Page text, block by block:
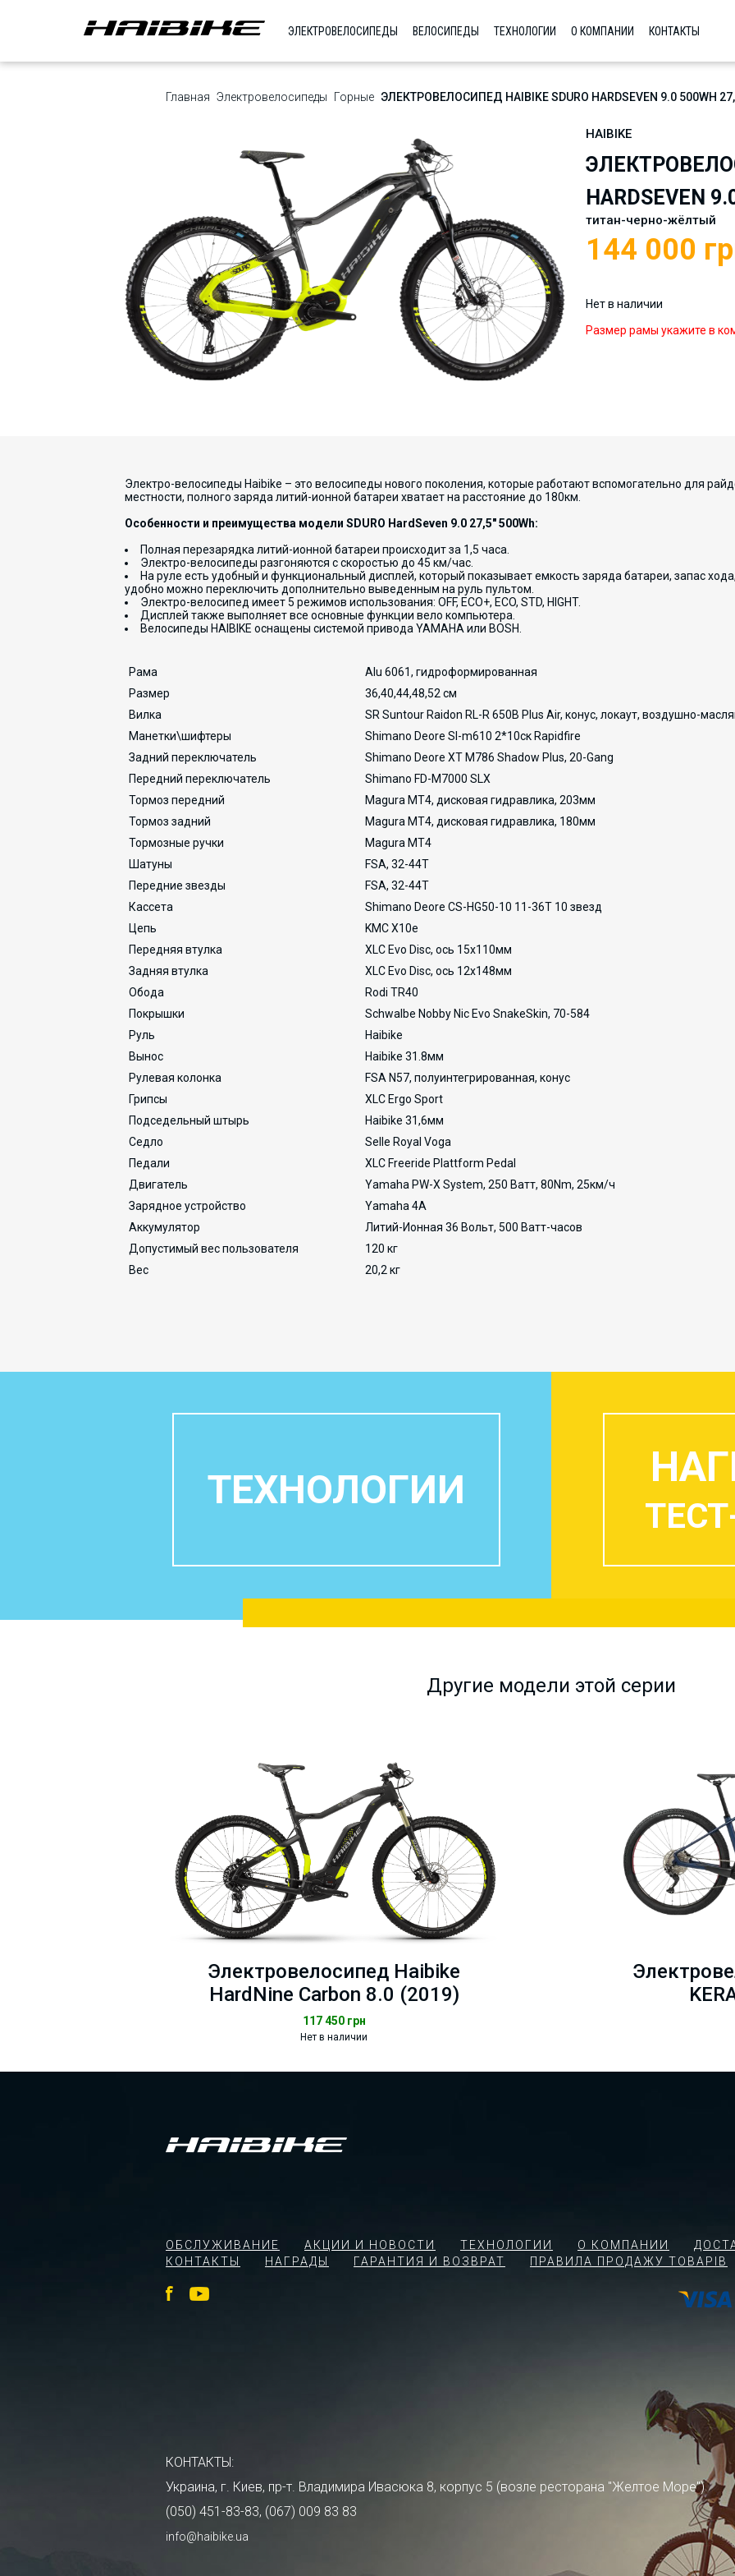
ЭЛЕКТРОВЕЛОСИПЕДЫ ВЕЛОСИПЕДЫ ТЕХНОЛОГИИ О КОМПАНИИ КОНТАКТЫ
Главная Электровелосипеды Горные ЭЛЕКТРОВЕЛОСИПЕД HAIBIKE SDURO HARDSEVEN 9.0 500WH
HAIBIKE
HARDSEVEN
титан-черно-жёлтый
144 000
Нет в наличии
Размер рамы укажите в
Электро-велосипеды Haibike – это велосипеды нового поколения, которые работают вспомогательно для
местности, полного заряда литий-ионной батареи хватает на расстояние до 180км.
Особенности и преимущества модели SDURO HardSeven 9.0 27,5" 500Wh:
Полная перезарядка литий-ионной батареи происходит за 1,5 часа.
Электро-велосипеды разгоняются с скоростью до 45 км/час.
На руле есть удобный и функциональный дисплей, который показывает емкость заряда батареи, запас
удобно можно переключить дополнительно выведенным на руль пультом.
Электро-велосипед имеет 5 режимов использования: OFF, ECO+, ECO, STD, HIGHT.
Дисплей также выполняет все основные функции вело компьютера.
Велосипеды HAIBIKE оснащены системой привода YAMAHA или BOSH.
Рама
Alu 6061, гидроформированная
Размер
36,40,44,48,52 см
Вилка
SR Suntour Raidon RL-R 650B Plus Air, конус, локаут, воздушно-
Манетки\шифтеры
Shimano Deore Sl-m610 2*10ск Rapidfire
Задний переключатель
Shimano Deore XT M786 Shadow Plus, 20-Gang
Передний переключатель
Shimano FD-M7000 SLX
Тормоз передний
Magura MT4, дисковая гидравлика, 203мм
Тормоз задний
Magura MT4, дисковая гидравлика, 180мм
Тормозные ручки
Magura MT4
Шатуны
FSA, 32-44Т
Передние звезды
FSA, 32-44T
Кассета
Shimano Deore CS-HG50-10 11-36T 10 звезд
Цепь
KMC X10e
Передняя втулка
XLC Evo Disc, ось 15x110мм
Задняя втулка
XLC Evo Disc, ось 12x148мм
Обода
Rodi TR40
Покрышки
Schwalbe Nobby Nic Evo SnakeSkin, 70-584
Руль
Haibike
Вынос
Haibike 31.8мм
Рулевая колонка
FSA N57, полуинтегрированная, конус
Грипсы
XLC Ergo Sport
Подседельный штырь
Haibike 31,6мм
Седло
Selle Royal Voga
Педали
XLC Freeride Plattform Pedal
Двигатель
Yamaha PW-X System, 250 Ватт, 80Nm, 25км/ч
Зарядное устройство
Yamaha 4A
Аккумулятор
Литий-Ионная 36 Вольт, 500 Ватт-часов
Допустимый вес пользователя
120 кг
Вес
20,2 кг
ТЕХНОЛОГИИ
Другие модели этой серии
Электровелосипед Haibike
HardNine Carbon 8.0 (2019)
117 450 грн
Нет в наличии
ОБСЛУЖИВАНИЕ АКЦИИ И НОВОСТИ ТЕХНОЛОГИИ О КОМПАНИИ
КОНТАКТЫ
НАГРАДЫ ГАРАНТИЯ И ВОЗВРАТ ПРАВИЛА ПРОДАЖУ ТОВАРІВ
КОНТАКТЫ:
Украина, г. Киев, пр-т. Владимира Ивасюка 8, корпус 5 (возле ресторана "Желтое Море")
(050) 451-83-83, (067) 009 83 83
info@haibike.ua